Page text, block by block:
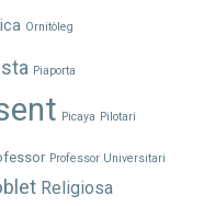
Ornitòleg
Piaporta
Picaya Pilotari
Professor Universitari
Religiosa